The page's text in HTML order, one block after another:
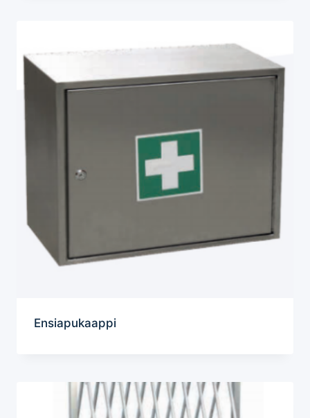
Ensiapukaappi